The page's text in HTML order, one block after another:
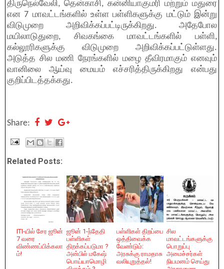
திருநெல்வேலி, தென்காசி, கன்னியாகுமரி மற்றும் மதுரை
என 7 மாவட்டங்களில் உள்ள பள்ளிகளுக்கு மட்டும் இன்று
விடுமுறை அறிவிக்கப்பட்டிருக்கிறது. அதேபோல
மயிலாடுதுறை, சிவகங்கை மாவட்டங்களில் பள்ளி,
கல்லூரிகளுக்கு விடுமுறை அறிவிக்கப்பட்டுள்ளது.
அடுத்த சில மணி நேரங்களில் மழை தீவிரமாகும் எனவும்
வானிலை ஆய்வு மையம் எச்சரித்திருக்கிறது என்பது
குறிப்பிடத்தக்கது.
Share:
Related Posts:
ITI-யில் சேர ஜூன்
7 வரை
விண்ணப்பிக்கலா
ம்!
ஜூன் 1-ந்தேதி
பள்ளிகள்
திறக்கப்படுமா ?
அன்பில் மகேஷ்
பொய்யாமொழி
பள்ளிகள் திறப்பை
ஒத்திவைக்க
வேண்டும்:
அரசுக்கு ராமதாசு
வலியுறுத்தல்!
சில
மாவட்டங்களுக்கு
பொறுப்பு
அமைச்சர்கள்
நியமனம் செய்து